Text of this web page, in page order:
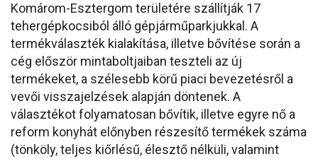
Komárom-Esztergom területére szállítják 17
tehergépkocsiból álló gépjárműparkjukkal. A
termékválaszték kialakítása, illetve bővítése során a
cég először mintaboltjaiban teszteli az új
termékeket, a szélesebb körű piaci bevezetésről a
vevői visszajelzések alapján döntenek. A
választékot folyamatosan bővítik, illetve egyre nő a
reform konyhát előnyben részesítő termékek száma
(tönköly, teljes kiőrlésű, élesztő nélküli, valamint